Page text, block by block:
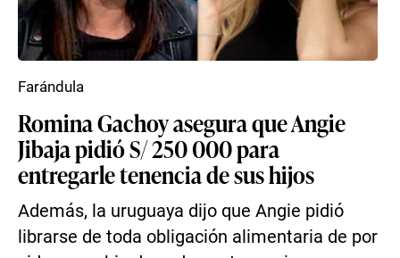
Romina Gachoy asegura que Angie
Jibaja pidió S/ 250 000 para
entregarle tenencia de sus hijos
Además, la uruguaya dijo que Angie pidió
librarse de toda obligación alimentaria de por
Farándula